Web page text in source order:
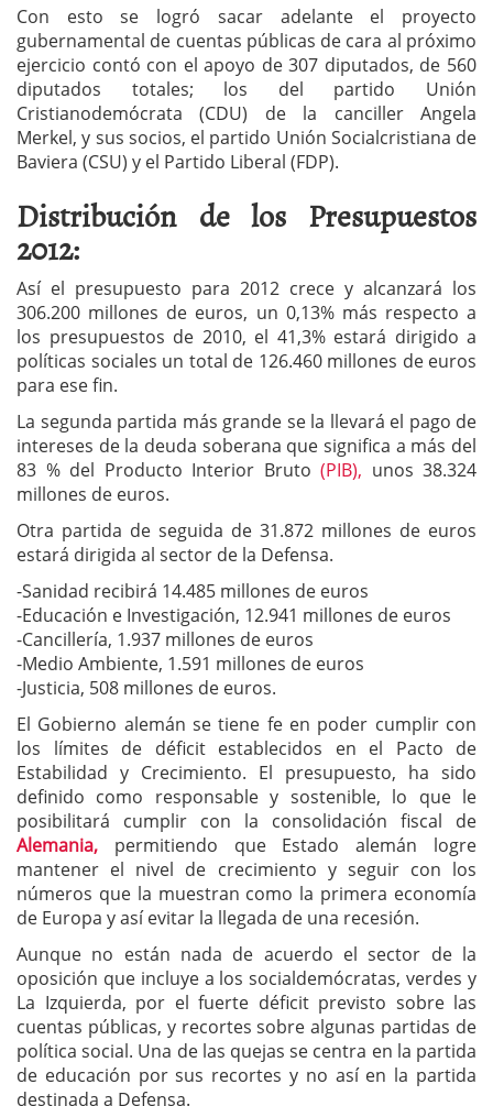
Con esto se logró sacar adelante el proyecto
gubernamental de cuentas públicas de cara al próximo
ejercicio contó con el apoyo de 307 diputados, de 560
diputados totales; los del partido Unión
Cristianodemócrata (CDU) de la canciller Angela
Merkel, y sus socios, el partido Unión Socialcristiana de
Baviera (CSU) y el Partido Liberal (FDP).
Distribución de los Presupuestos
2012:
Así el presupuesto para 2012 crece y alcanzará los
306.200 millones de euros, un 0,13% más respecto a
los presupuestos de 2010, el 41,3% estará dirigido a
políticas sociales un total de 126.460 millones de euros
para ese fin.
La segunda partida más grande se la llevará el pago de
intereses de la deuda soberana que significa a más del
83 % del Producto Interior Bruto (PIB), unos 38.324
millones de euros.
Otra partida de seguida de 31.872 millones de euros
estará dirigida al sector de la Defensa.
-Sanidad recibirá 14.485 millones de euros
-Educación e Investigación, 12.941 millones de euros
-Cancillería, 1.937 millones de euros
-Medio Ambiente, 1.591 millones de euros
-Justicia, 508 millones de euros.
El Gobierno alemán se tiene fe en poder cumplir con
los límites de déficit establecidos en el Pacto de
Estabilidad y Crecimiento. El presupuesto, ha sido
definido como responsable y sostenible, lo que le
posibilitará cumplir con la consolidación fiscal de
Alemania, permitiendo que Estado alemán logre
mantener el nivel de crecimiento y seguir con los
números que la muestran como la primera economía
de Europa y así evitar la llegada de una recesión.
Aunque no están nada de acuerdo el sector de la
oposición que incluye a los socialdemócratas, verdes y
La Izquierda, por el fuerte déficit previsto sobre las
cuentas públicas, y recortes sobre algunas partidas de
política social. Una de las quejas se centra en la partida
de educación por sus recortes y no así en la partida
destinada a Defensa.